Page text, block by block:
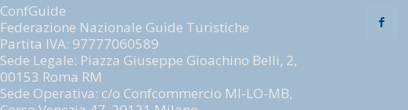
ConfGuide
Federazione Nazionale Guide Turistiche
Partita IVA: 97777060589
Sede Legale: Piazza Giuseppe Gioachino Belli, 2,
00153 Roma RM
Sede Operativa: c/o Confcommercio MI-LO-MB,